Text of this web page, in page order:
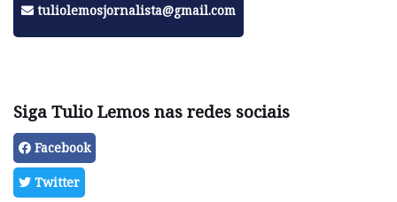
tuliolemosjornalista@gmail.com
Siga Tulio Lemos nas redes sociais
Facebook
Twitter